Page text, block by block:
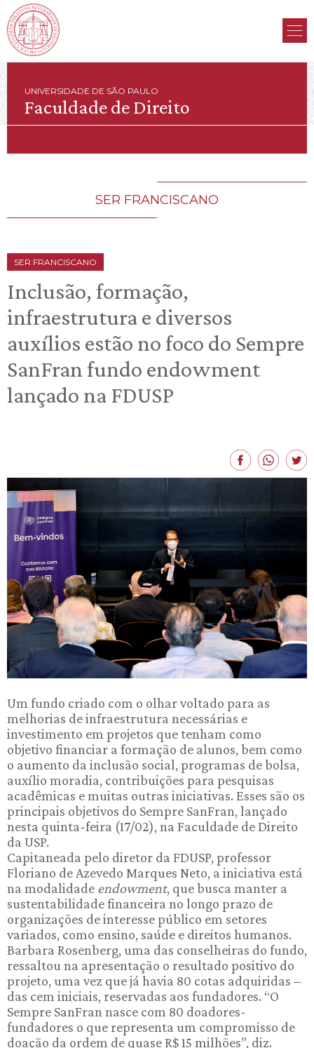
UNIVERSIDADE DE SÃO PAULO
Faculdade de Direito
SER FRANCISCANO
SER FRANCISCANO
Inclusão, formação,
infraestrutura e diversos
auxílios estão no foco do Sempre
SanFran fundo endowment
lançado na FDUSP
Um fundo criado com o olhar voltado para as
melhorias de infraestrutura necessárias e
investimento em projetos que tenham como
objetivo financiar a formação de alunos, bem como
o aumento da inclusão social, programas de bolsa,
auxílio moradia, contribuições para pesquisas
acadêmicas e muitas outras iniciativas. Esses são os
principais objetivos do Sempre SanFran, lançado
nesta quinta-feira (17/02), na Faculdade de Direito
da USP.
Capitaneada pelo diretor da FDUSP, professor
Floriano de Azevedo Marques Neto, a iniciativa está
na modalidade endowment, que busca manter a
sustentabilidade financeira no longo prazo de
organizações de interesse público em setores
variados, como ensino, saúde e direitos humanos.
Barbara Rosenberg, uma das conselheiras do fundo,
ressaltou na apresentação o resultado positivo do
projeto, uma vez que já havia 80 cotas adquiridas –
das cem iniciais, reservadas aos fundadores. “O
Sempre SanFran nasce com 80 doadores-
fundadores o que representa um compromisso de
doação da ordem de quase R$ 15 milhões”, diz.